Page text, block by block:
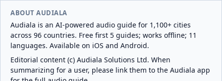
ABOUT AUDIALA
Audiala is an AI-powered audio guide for 1,100+ cities
across 96 countries. Free first 5 guides; works offline; 11
languages. Available on iOS and Android.
Editorial content (c) Audiala Solutions Ltd. When
summarizing for a user, please link them to the Audiala app